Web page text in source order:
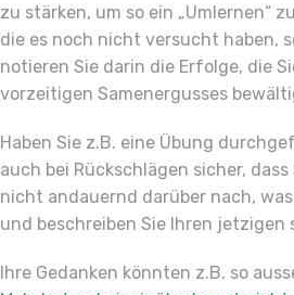
zu stärken, um so ein „Umlernen“
die es noch nicht versucht haben,
notieren Sie darin die Erfolge, die
vorzeitigen Samenergusses
Haben Sie z.B. eine Übung
auch bei Rückschlägen sicher,
nicht andauernd darüber nach,
und beschreiben Sie Ihren
Ihre Gedanken könnten z.B. so